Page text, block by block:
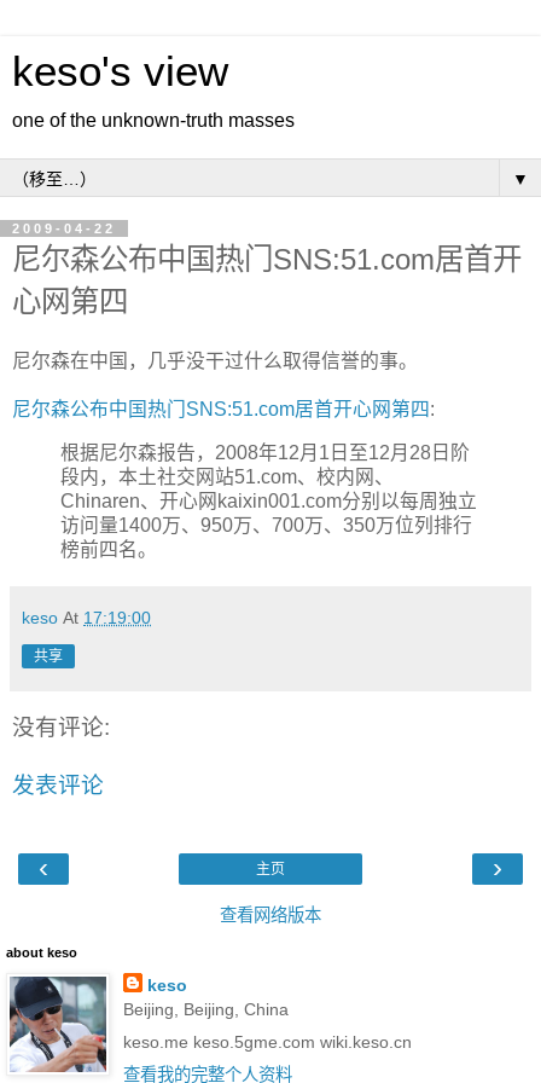
keso's view
one of the unknown-truth masses
▼
2009-04-22
尼尔森公布中国热门SNS:51.com居首开
心网第四
尼尔森在中国，几乎没干过什么取得信誉的事。
尼尔森公布中国热门SNS:51.com居首开心网第四:
根据尼尔森报告，2008年12月1日至12月28日阶
段内，本土社交网站51.com、校内网、
Chinaren、开心网kaixin001.com分别以每周独立
访问量1400万、950万、700万、350万位列排行
榜前四名。
keso At 17:19:00
共享
没有评论:
发表评论
‹ ›
主页
查看网络版本
about keso
keso
Beijing, Beijing, China
keso.me keso.5gme.com wiki.keso.cn
查看我的完整个人资料